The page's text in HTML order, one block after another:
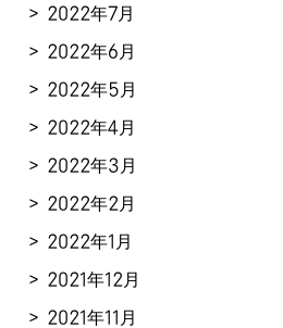
2022年7月
2022年6月
2022年5月
2022年4月
2022年3月
2022年2月
2022年1月
2021年12月
2021年11月